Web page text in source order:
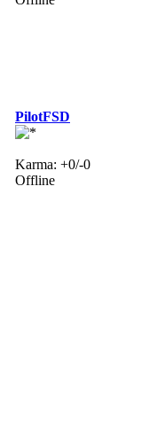
PilotFSD
Karma: +0/-0
Offline